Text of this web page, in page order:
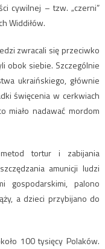
cywilnej – tzw. „czerni”
Widdiłów.
zwracali się przeciwko
obok siebie. Szczególnie
ukraińskiego, głównie
święcenia w cerkwiach
nadawać mordom
tortur i zabijania
amunicji ludzi
gospodarskimi, palono
a dzieci przybijano do
100 tysięcy Polaków.